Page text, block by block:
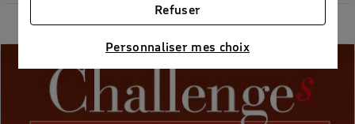
partenaires des cookies pour afficher des
publicités personnalisées
Connaître notre politique cookies et la liste de nos
Personnaliser mes choix
Refuser